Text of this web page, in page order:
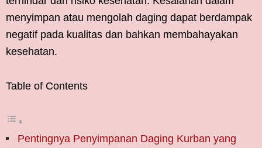
menyimpan atau mengolah daging dapat berdampak
negatif pada kualitas dan bahkan membahayakan
kesehatan.
Table of Contents
Pentingnya Penyimpanan Daging Kurban yang